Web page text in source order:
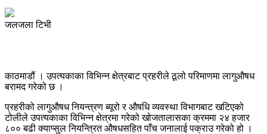
जलजला टिभी
काठमाडौं । उपत्यकाका विभिन्न क्षेत्रबाट प्रहरीले ठूलो परिमाणमा लागुऔषध
बरामद गरेको छ ।
प्रहरीको लागुऔषध नियन्त्रण ब्यूरो र औषधि व्यवस्था विभागबाट खटिएको
टोलीले उपत्यकाका विभिन्न क्षेत्रमा गरेको खोजतालासका क्रममा २४ हजार
८०० बढी क्याप्सुल नियन्त्रित औषधसहित पाँच जनालाई पक्राउ गरेको हो ।